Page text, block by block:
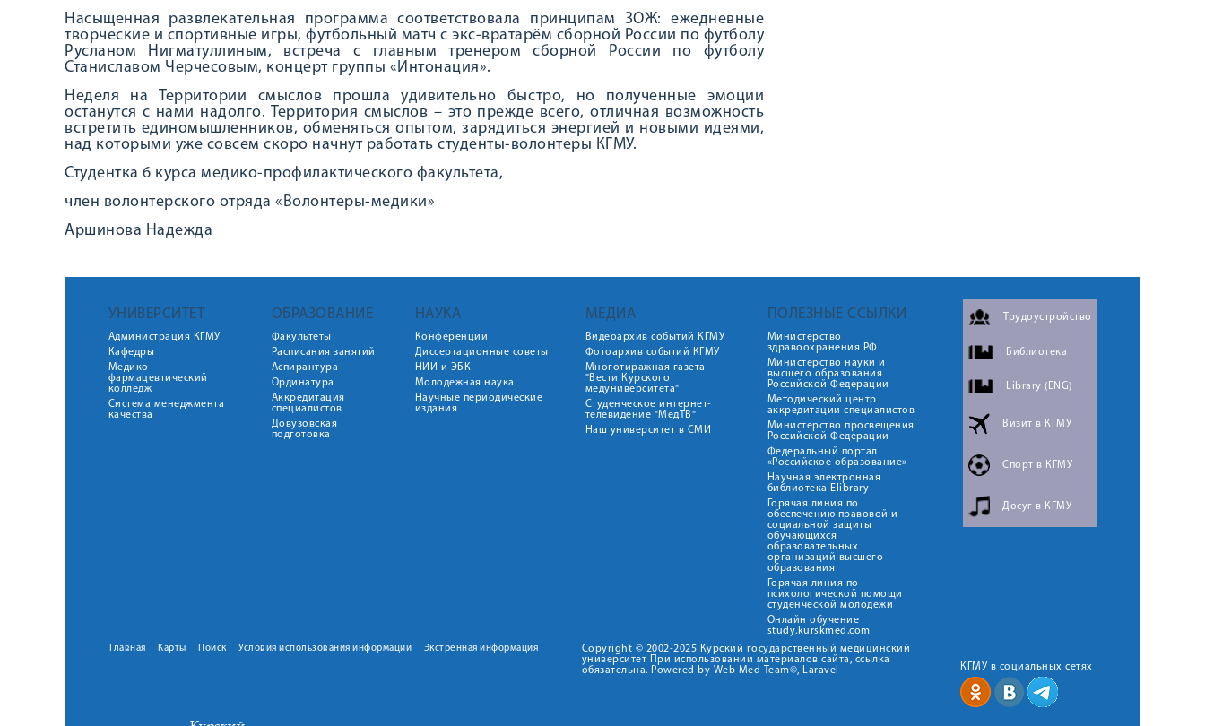
Насыщенная развлекательная программа соответствовала принципам ЗОЖ: ежедневные
творческие и спортивные игры, футбольный матч с экс-вратарём сборной России по футболу
Русланом Нигматуллиным, встреча с главным тренером сборной России по футболу
Станиславом Черчесовым, концерт группы «Интонация».
Неделя на Территории смыслов прошла удивительно быстро, но полученные эмоции
останутся с нами надолго. Территория смыслов – это прежде всего, отличная возможность
встретить единомышленников, обменяться опытом, зарядиться энергией и новыми идеями,
над которыми уже совсем скоро начнут работать студенты-волонтеры КГМУ.
Студентка 6 курса медико-профилактического факультета,
член волонтерского отряда «Волонтеры-медики»
Аршинова Надежда
УНИВЕРСИТЕТ
Администрация КГМУ
Кафедры
Медико-
фармацевтический
колледж
Система менеджмента
качества
ОБРАЗОВАНИЕ
Факультеты
Расписания занятий
Аспирантура
Ординатура
Аккредитация
специалистов
Довузовская
подготовка
НАУКА
Конференции
Диссертационные советы
НИИ и ЭБК
Молодежная наука
Научные периодические
издания
МЕДИА
Видеоархив событий КГМУ
Фотоархив событий КГМУ
Многотиражная газета
"Вести Курского
медуниверситета"
Студенческое интернет-
телевидение "МедТВ"
Наш университет в СМИ
ПОЛЕЗНЫЕ ССЫЛКИ
Министерство
здравоохранения РФ
Министерство науки и
высшего образования
Российской Федерации
Методический центр
аккредитации специалистов
Министерство просвещения
Российской Федерации
Федеральный портал
«Российское образование»
Научная электронная
библиотека Elibrary
Горячая линия по
обеспечению правовой и
социальной защиты
обучающихся
образовательных
организаций высшего
образования
Горячая линия по
психологической помощи
студенческой молодежи
Онлайн обучение
study.kurskmed.com
Трудоустройство
Библиотека
Library (ENG)
Визит в КГМУ
Спорт в КГМУ
Досуг в КГМУ
Главная Карты Поиск Условия использования информации Экстренная информация
Copyright © 2002-2025 Курский государственный медицинский
университет При использовании материалов сайта, ссылка
обязательна. Powered by Web Med Team©, Laravel
КГМУ в социальных сетях